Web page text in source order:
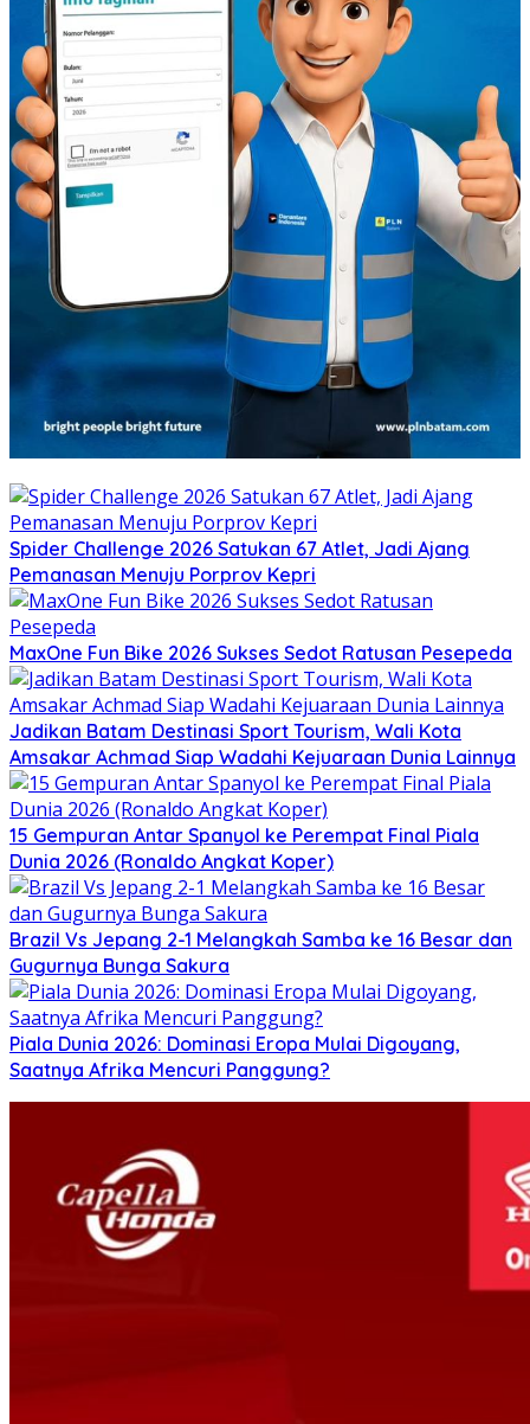
Spider Challenge 2026 Satukan 67 Atlet, Jadi Ajang
Pemanasan Menuju Porprov Kepri
MaxOne Fun Bike 2026 Sukses Sedot Ratusan Pesepeda
Jadikan Batam Destinasi Sport Tourism, Wali Kota
Amsakar Achmad Siap Wadahi Kejuaraan Dunia Lainnya
15 Gempuran Antar Spanyol ke Perempat Final Piala
Dunia 2026 (Ronaldo Angkat Koper)
Brazil Vs Jepang 2-1 Melangkah Samba ke 16 Besar dan
Gugurnya Bunga Sakura
Piala Dunia 2026: Dominasi Eropa Mulai Digoyang,
Saatnya Afrika Mencuri Panggung?